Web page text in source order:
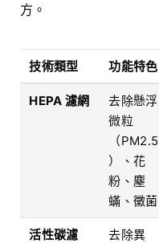
方。
技術類型 功能特色
HEPA 濾網
去除懸浮
微粒
（PM2.5
）、花
粉、塵
蟎、黴菌
活性碳濾
去除異